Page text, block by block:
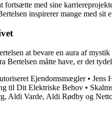
med sine
inspirerer mange med sit
at bevare en aura af
Bertelsen måtte have, er det
Ejendomsmægler• Jens
til Dit Elektriske Behov •
Aldi Varde, Aldi Rødby og